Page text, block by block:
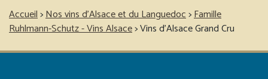
Accueil>Nos vins d’Alsace et du Languedoc>Famille
Ruhlmann-Schutz - Vins Alsace>Vins d'Alsace Grand Cru